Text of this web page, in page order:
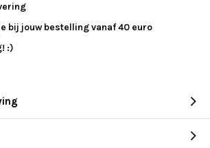
bij jouw bestelling vanaf 40 euro
:)